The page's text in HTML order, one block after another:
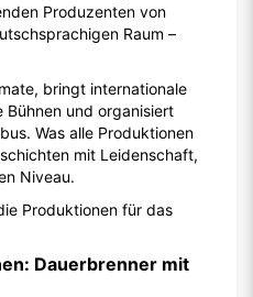
Produzenten von
Raum –
bringt internationale
Bühnen und organisiert
Was alle Produktionen
mit Leidenschaft,
Niveau.
Produktionen für das
Dauerbrenner mit